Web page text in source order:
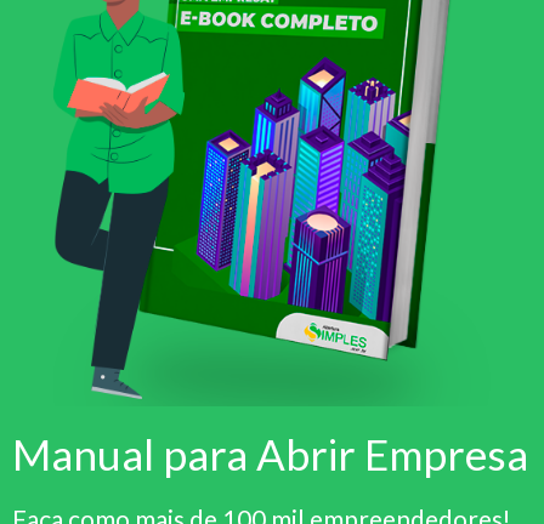
Manual para Abrir Empresa